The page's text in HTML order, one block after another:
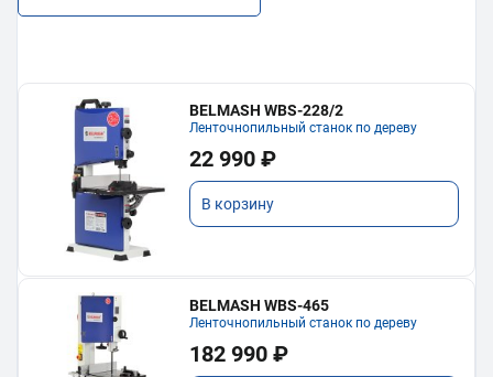
BELMASH WBS-228/2
Ленточнопильный станок по дереву
22 990 ₽
В корзину
BELMASH WBS-465
Ленточнопильный станок по дереву
182 990 ₽